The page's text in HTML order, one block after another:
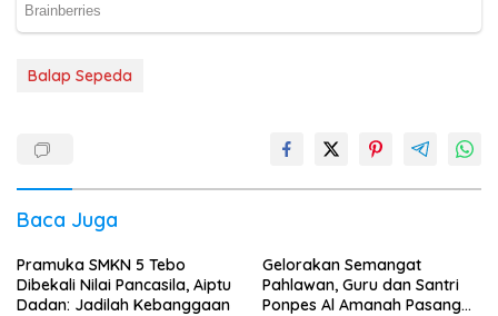
Balap Sepeda
Baca Juga
Pramuka SMKN 5 Tebo
Dibekali Nilai Pancasila, Aiptu
Dadan: Jadilah Kebanggaan
Gelorakan Semangat
Pahlawan, Guru dan Santri
Ponpes Al Amanah Pasang